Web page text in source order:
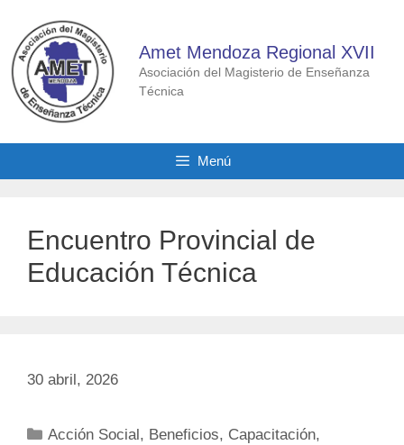
contenido
Amet Mendoza Regional XVII
Asociación del Magisterio de Enseñanza
Técnica
Menú
Encuentro Provincial de
Educación Técnica
30 abril, 2026
Categorías
Acción Social , Beneficios, Capacitación,